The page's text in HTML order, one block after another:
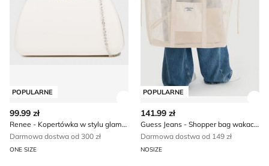
POPULARNE
99.99 zł
Renee - Kopertówka w stylu glamour elegancka
Darmowa dostwa od 300 zł
ONE SIZE
POPULARNE
141.99 zł
Guess Jeans - Shopper bag wakacyjna
Darmowa dostwa od 149 zł
NOSIZE